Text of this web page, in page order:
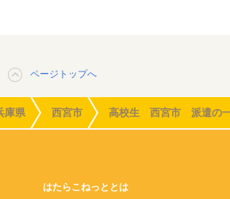
ページトップへ
庫県 西宮市 高校生 西宮市 派遣の
はたらこねっととは